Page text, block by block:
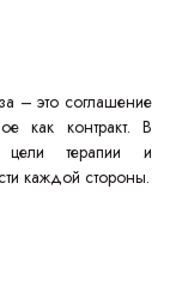
– это соглашение
как контракт. В
цели терапии и
каждой стороны.